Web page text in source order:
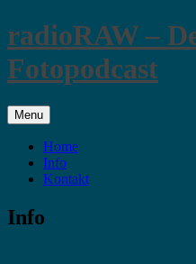
to
content
radioRAW –
Fotopodcast
Menu
Home
Info
Kontakt
Info